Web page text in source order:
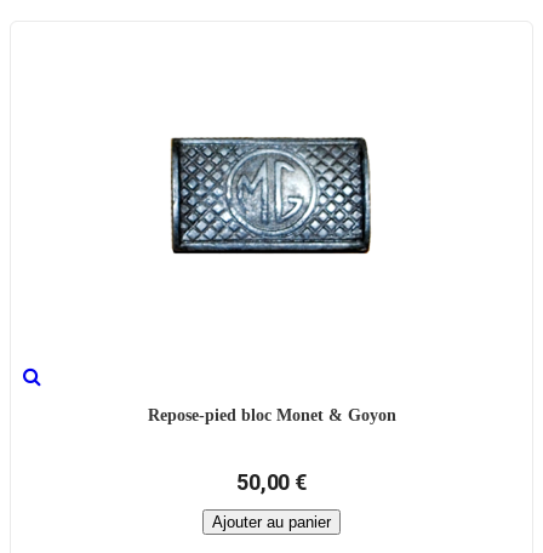
Repose-pied bloc Monet & Goyon
50,00 €
Ajouter au panier